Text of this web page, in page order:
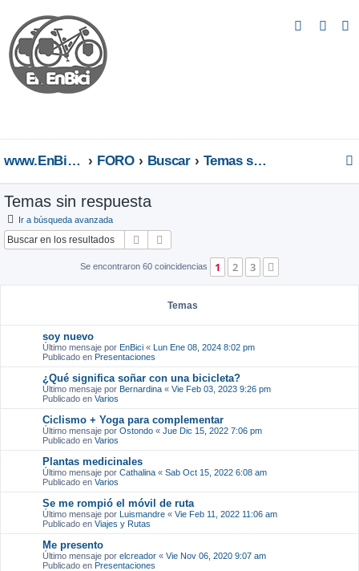
www.EnBici.eu FORO Buscar Temas sin respuesta
Temas sin respuesta
Ir a búsqueda avanzada
Buscar
Se encontraron 60 coincidencias 1 2 3
Temas
soy nuevo
Último mensaje por EnBici « Lun Ene 08, 2024 8:02 pm
Publicado en Presentaciones
¿Qué significa soñar con una bicicleta?
Último mensaje por Bernardina « Vie Feb 03, 2023 9:26 pm
Publicado en Varios
Ciclismo + Yoga para complementar
Último mensaje por Ostondo « Jue Dic 15, 2022 7:06 pm
Publicado en Varios
Plantas medicinales
Último mensaje por Cathalina « Sab Oct 15, 2022 6:08 am
Publicado en Varios
Se me rompió el móvil de ruta
Último mensaje por Luismandre « Vie Feb 11, 2022 11:06 am
Publicado en Viajes y Rutas
Me presento
Último mensaje por elcreador « Vie Nov 06, 2020 9:07 am
Publicado en Presentaciones